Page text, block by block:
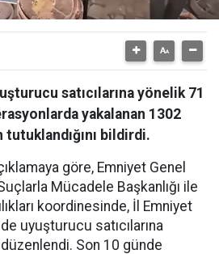
satıcılarına yönelik 71
yakalanan 1302
bildirdi.
göre, Emniyet Genel
Mücadele Başkanlığı ile
koordinesinde, İl Emniyet
uyuşturucu satıcılarına
Son 10 günde